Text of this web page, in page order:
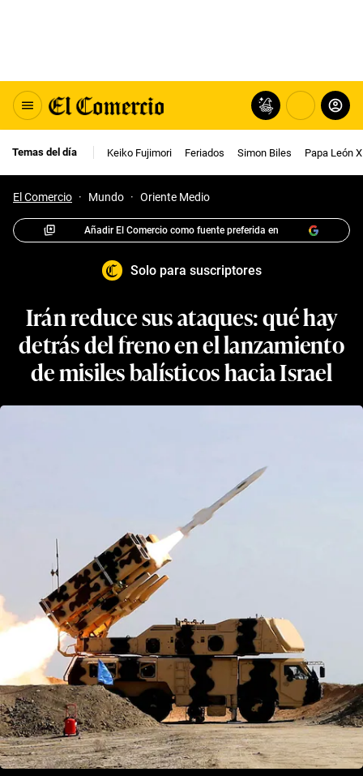
Temas del día Keiko Fujimori Feriados Simon Biles Papa León
El Comercio · Mundo · Oriente Medio
Añadir El Comercio como fuente preferida en
Solo para suscriptores
Irán reduce sus ataques: qué hay
detrás del freno en el lanzamiento
de misiles balísticos hacia Israel